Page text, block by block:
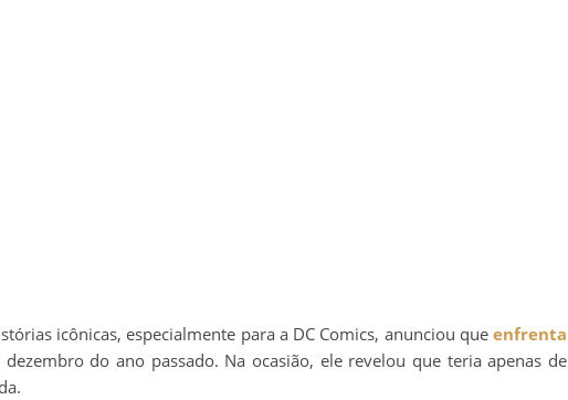
icônicas, especialmente para a DC Comics, anunciou que enfrenta
dezembro do ano passado. Na ocasião, ele revelou que teria apenas de